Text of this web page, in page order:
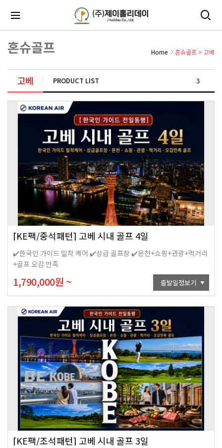
혼슈골프 Home 혼슈골프 > 고베
고베 PRODUCT LIST 3
[KE팩/중석패턴] 고베 시내 골프 4일
✔️한국인 가이드 밀착 케어 ✔️상급 골프장 ✔️온천+쇼핑+관광+먹거리
+골프 오감 만족
1,790,000원 ~ 출발일정보기
[KE팩/조석패턴] 고베 시내 골프 3일